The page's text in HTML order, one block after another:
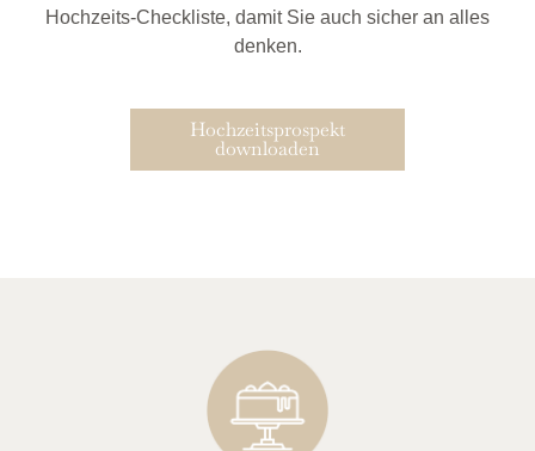
Hochzeits-Checkliste, damit Sie auch sicher an alles
denken.
Hochzeitsprospekt
downloaden